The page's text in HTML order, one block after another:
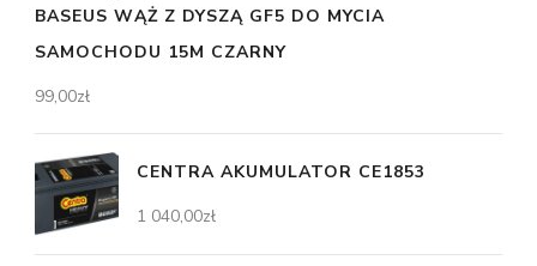
BASEUS WĄŻ Z DYSZĄ GF5 DO MYCIA
SAMOCHODU 15M CZARNY
99,00zł
CENTRA AKUMULATOR CE1853
1 040,00zł